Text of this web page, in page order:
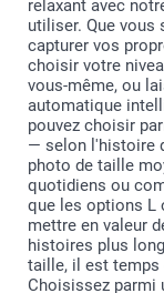
relaxant avec
utiliser. Que vous
capturer vos
choisir votre
vous-même, ou
automatique
pouvez choisir
— selon l'histoire
photo de taille
quotidiens ou
que les options L
mettre en valeur
histoires plus
taille, il est temps
Choisissez parmi